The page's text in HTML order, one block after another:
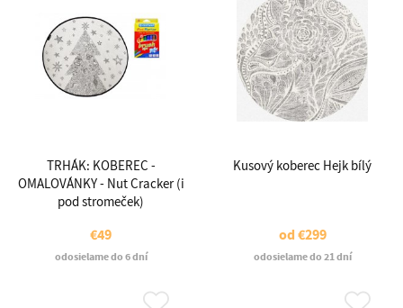
TRHÁK: KOBEREC -
OMALOVÁNKY - Nut Cracker (i
pod stromeček)
€49
odosielame do 6 dní
Kusový koberec Hejk bílý
od€299
odosielame do 21 dní